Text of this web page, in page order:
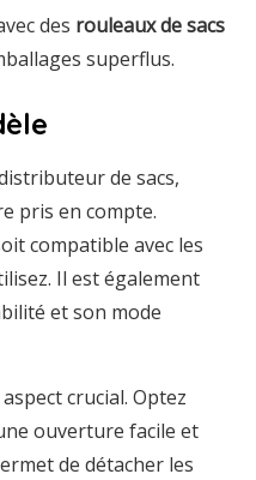
des rouleaux de sacs
superflus.
de sacs,
pris en compte.
compatible avec les
Il est également
et son mode
crucial. Optez
ouverture facile et
de détacher les